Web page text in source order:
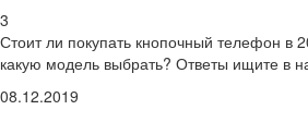
3
Стоит ли покупать кнопочный телефон в
какую модель выбрать? Ответы ищите в
08.12.2019